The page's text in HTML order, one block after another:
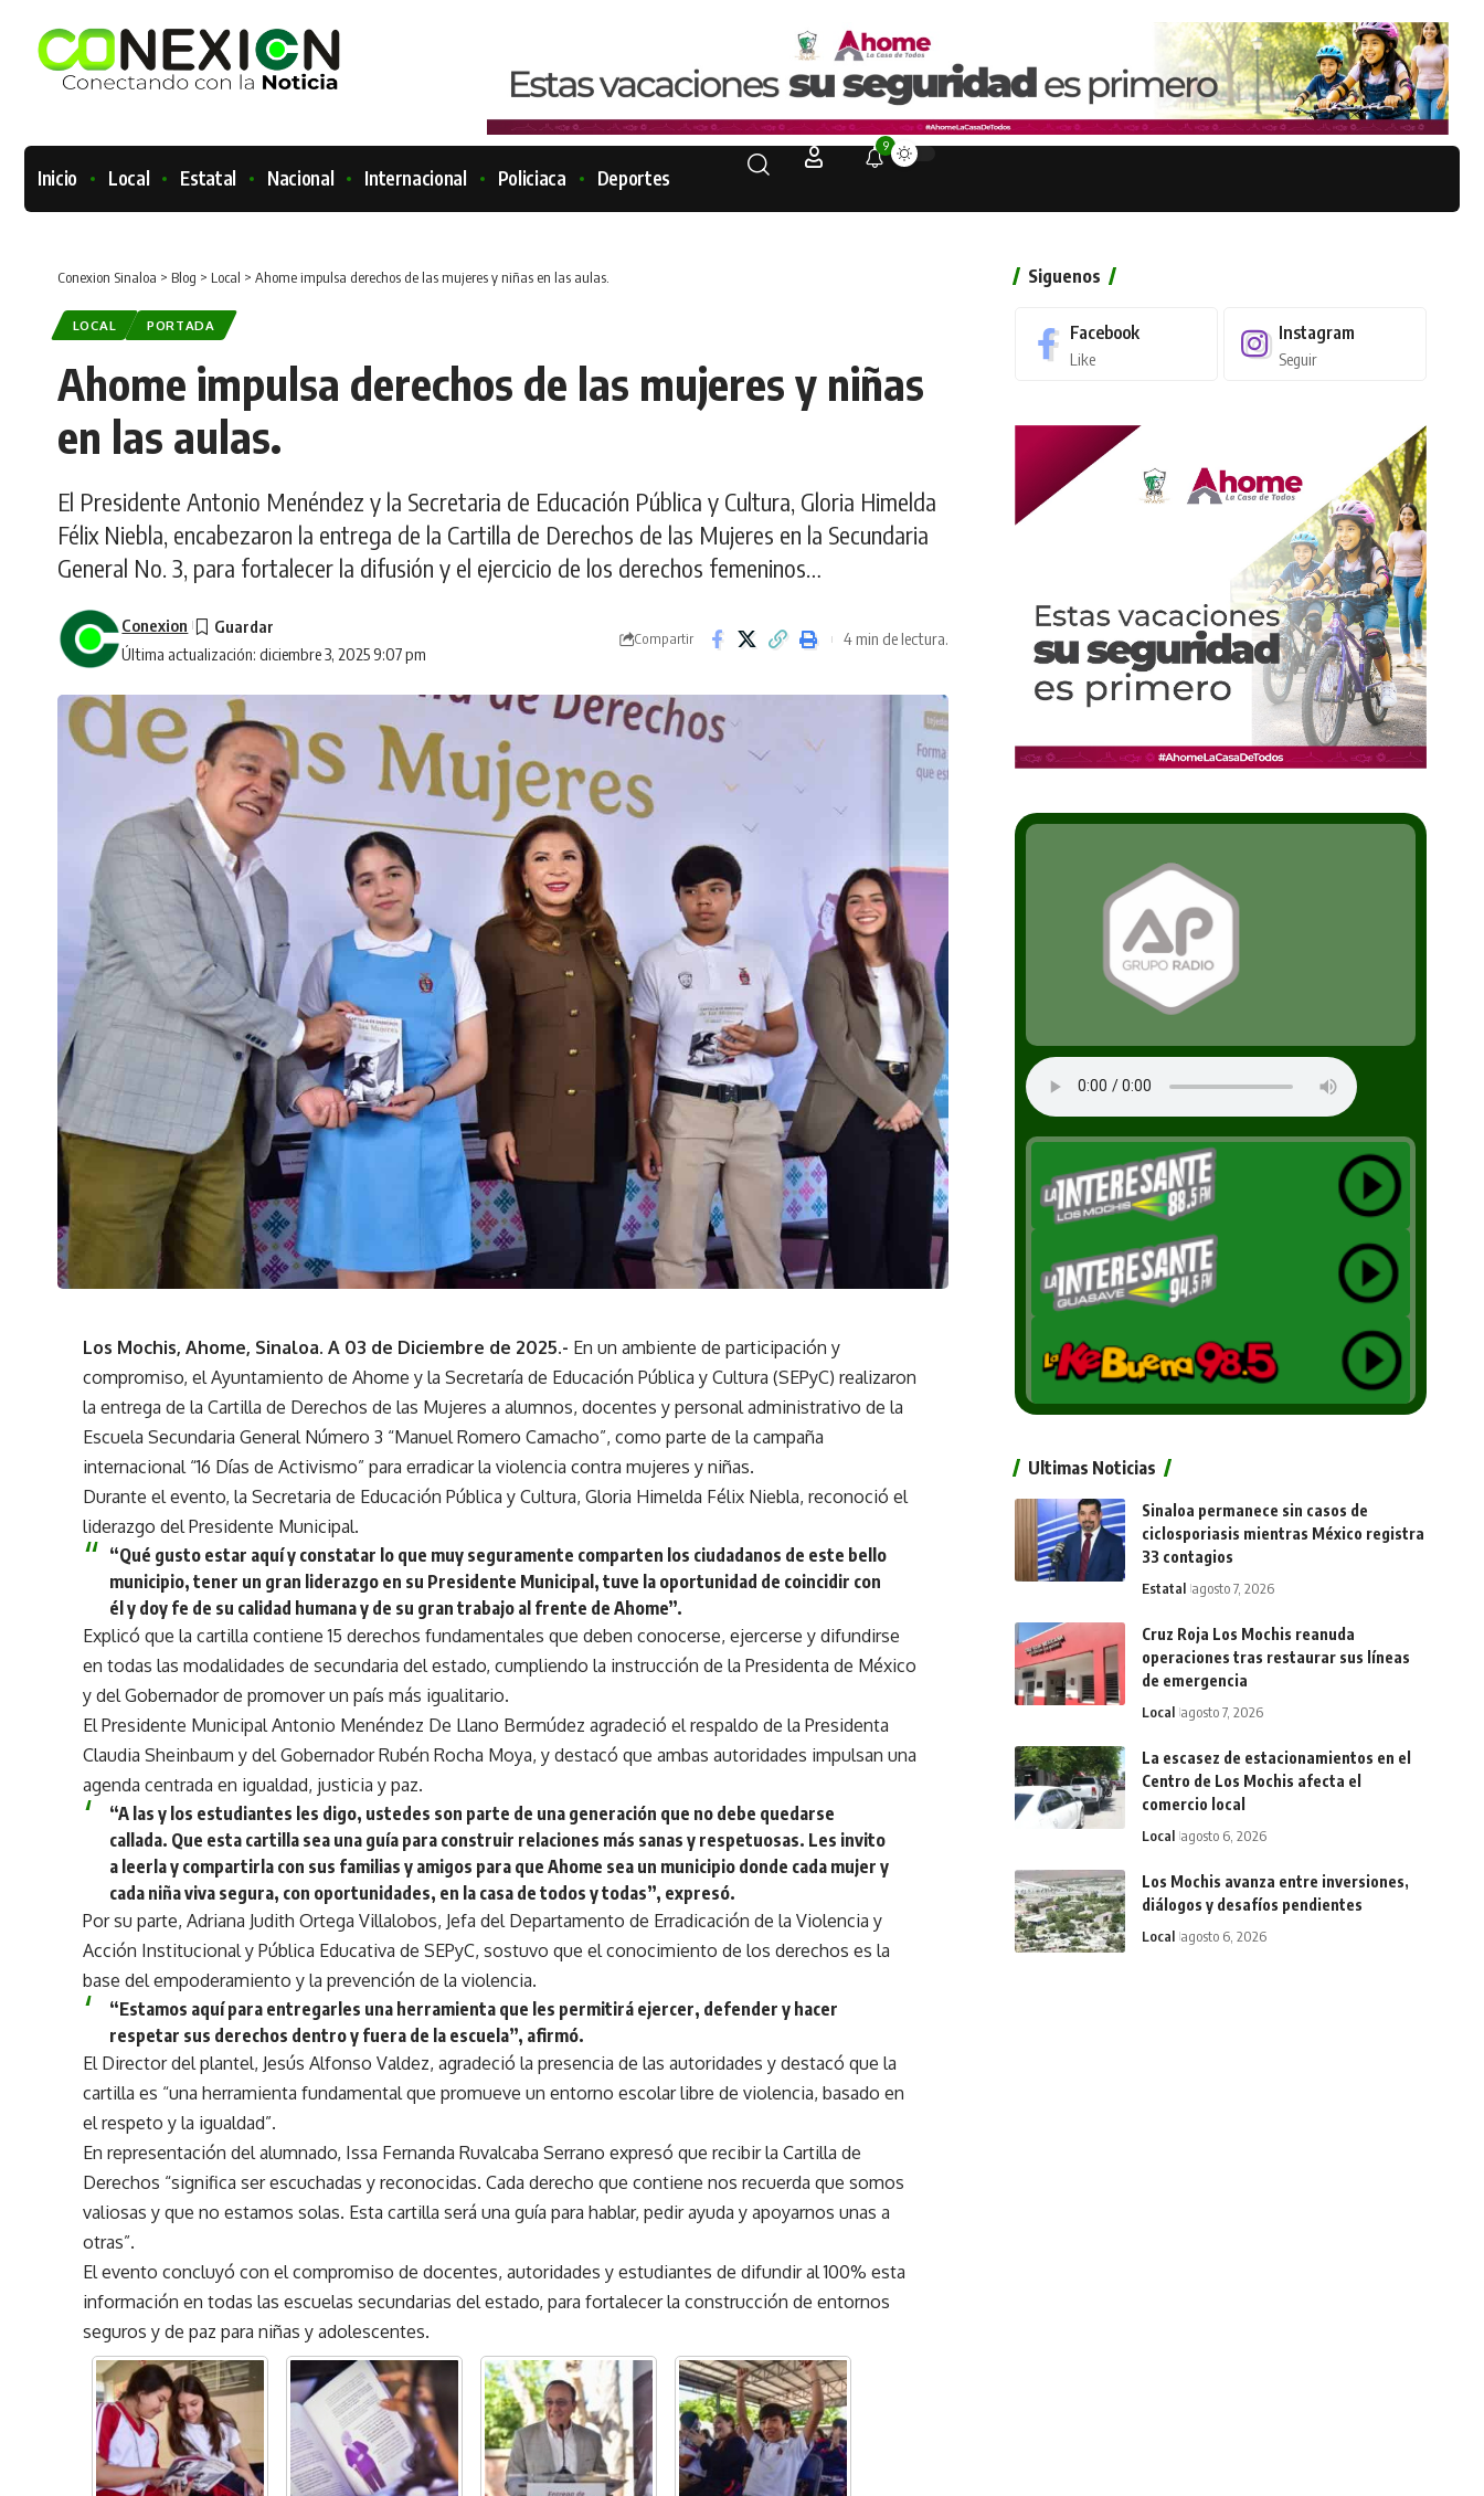
Inicio Local Estatal Nacional Internacional Policiaca Deportes
9
Conexion Sinaloa > Blog > Local > Ahome impulsa derechos de las mujeres y niñas en las aulas.
LOCAL PORTADA
Ahome impulsa derechos de las mujeres y niñas
en las aulas.
El Presidente Antonio Menéndez y la Secretaria de Educación Pública y Cultura, Gloria Himelda
Félix Niebla, encabezaron la entrega de la Cartilla de Derechos de las Mujeres en la Secundaria
General No. 3, para fortalecer la difusión y el ejercicio de los derechos femeninos…
Última actualización: diciembre 3, 2025 9:07 pm
Conexion
Compartir 4 min de lectura.
Los Mochis, Ahome, Sinaloa. A 03 de Diciembre de 2025.- En un ambiente de participación y
compromiso, el Ayuntamiento de Ahome y la Secretaría de Educación Pública y Cultura (SEPyC) realizaron
la entrega de la Cartilla de Derechos de las Mujeres a alumnos, docentes y personal administrativo de la
Escuela Secundaria General Número 3 “Manuel Romero Camacho”, como parte de la campaña
internacional “16 Días de Activismo” para erradicar la violencia contra mujeres y niñas.
Durante el evento, la Secretaria de Educación Pública y Cultura, Gloria Himelda Félix Niebla, reconoció el
liderazgo del Presidente Municipal.
“Qué gusto estar aquí y constatar lo que muy seguramente comparten los ciudadanos de este bello
municipio, tener un gran liderazgo en su Presidente Municipal, tuve la oportunidad de coincidir con
él y doy fe de su calidad humana y de su gran trabajo al frente de Ahome”.
Explicó que la cartilla contiene 15 derechos fundamentales que deben conocerse, ejercerse y difundirse
en todas las modalidades de secundaria del estado, cumpliendo la instrucción de la Presidenta de México
y del Gobernador de promover un país más igualitario.
El Presidente Municipal Antonio Menéndez De Llano Bermúdez agradeció el respaldo de la Presidenta
Claudia Sheinbaum y del Gobernador Rubén Rocha Moya, y destacó que ambas autoridades impulsan una
agenda centrada en igualdad, justicia y paz.
“A las y los estudiantes les digo, ustedes son parte de una generación que no debe quedarse
callada. Que esta cartilla sea una guía para construir relaciones más sanas y respetuosas. Les invito
a leerla y compartirla con sus familias y amigos para que Ahome sea un municipio donde cada mujer y
cada niña viva segura, con oportunidades, en la casa de todos y todas”, expresó.
Por su parte, Adriana Judith Ortega Villalobos, Jefa del Departamento de Erradicación de la Violencia y
Acción Institucional y Pública Educativa de SEPyC, sostuvo que el conocimiento de los derechos es la
base del empoderamiento y la prevención de la violencia.
“Estamos aquí para entregarles una herramienta que les permitirá ejercer, defender y hacer
respetar sus derechos dentro y fuera de la escuela”, afirmó.
El Director del plantel, Jesús Alfonso Valdez, agradeció la presencia de las autoridades y destacó que la
cartilla es “una herramienta fundamental que promueve un entorno escolar libre de violencia, basado en
el respeto y la igualdad”.
En representación del alumnado, Issa Fernanda Ruvalcaba Serrano expresó que recibir la Cartilla de
Derechos “significa ser escuchadas y reconocidas. Cada derecho que contiene nos recuerda que somos
valiosas y que no estamos solas. Esta cartilla será una guía para hablar, pedir ayuda y apoyarnos unas a
otras”.
El evento concluyó con el compromiso de docentes, autoridades y estudiantes de difundir al 100% esta
información en todas las escuelas secundarias del estado, para fortalecer la construcción de entornos
seguros y de paz para niñas y adolescentes.
Siguenos
Facebook
Like
Instagram
Seguir
Ultimas Noticias
Sinaloa permanece sin casos de
ciclosporiasis mientras México registra
33 contagios
Estatal agosto 7, 2026
Cruz Roja Los Mochis reanuda
operaciones tras restaurar sus líneas
de emergencia
Local agosto 7, 2026
La escasez de estacionamientos en el
Centro de Los Mochis afecta el
comercio local
Local agosto 6, 2026
Los Mochis avanza entre inversiones,
diálogos y desafíos pendientes
Local agosto 6, 2026